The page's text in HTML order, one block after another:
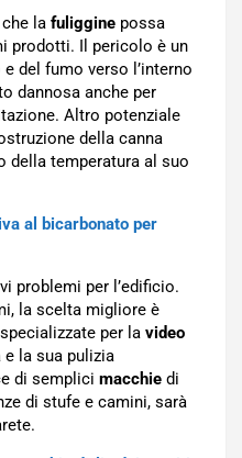
la fuliggine possa
prodotti. Il pericolo è un
del fumo verso l’interno
dannosa anche per
Altro potenziale
della canna
della temperatura al suo
al bicarbonato per
problemi per l’edificio.
la scelta migliore è
per la video
la sua pulizia
di semplici macchie di
di stufe e camini, sarà